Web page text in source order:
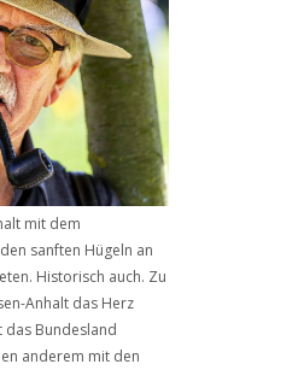
mit dem
sanften Hügeln an
Historisch auch. Zu
Anhalt das Herz
das Bundesland
anderem mit den